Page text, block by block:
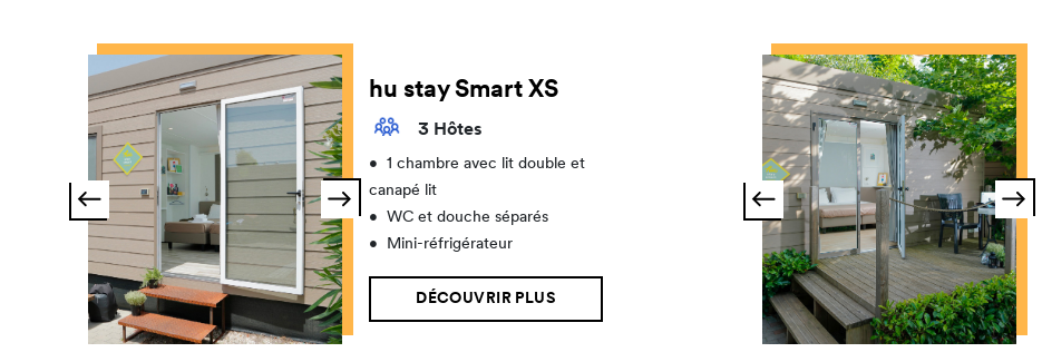
hu stay Smart XS
3 Hôtes
•
1 chambre avec lit double et
canapé lit
•
WC et douche séparés
•
Mini-réfrigérateur
DÉCOUVRIR PLUS